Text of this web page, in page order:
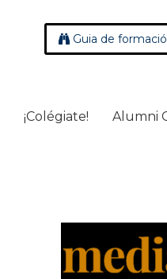
Guia de formació
¡Colégiate! Alumni